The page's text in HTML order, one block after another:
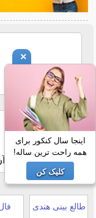
فال حافظ
استخاره با
طالع بینی هندی
×
اینجا سال کنکور برای
همه راحت ترین ساله!
کلیک کن